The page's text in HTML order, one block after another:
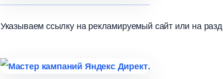
Указываем ссылку на рекламируемый сайт или на